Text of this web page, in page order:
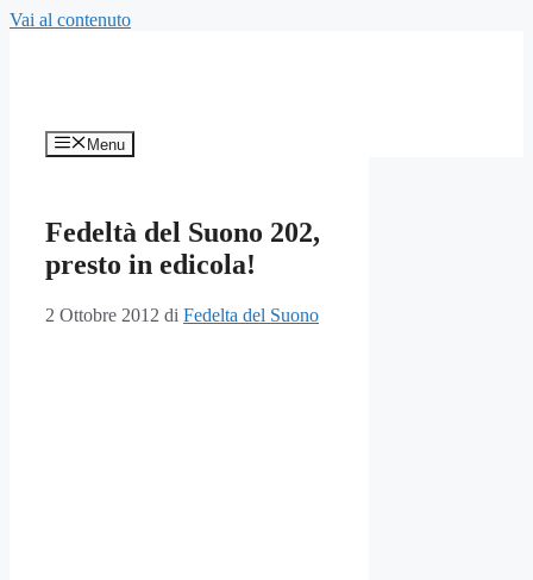
Vai al contenuto
Menu
Fedeltà del Suono 202,
presto in edicola!
2 Ottobre 2012 di Fedelta del Suono